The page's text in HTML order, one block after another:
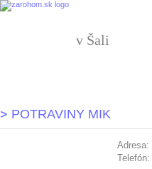
v Šali
POTRAVINY MIK
Adresa:
Telefón: